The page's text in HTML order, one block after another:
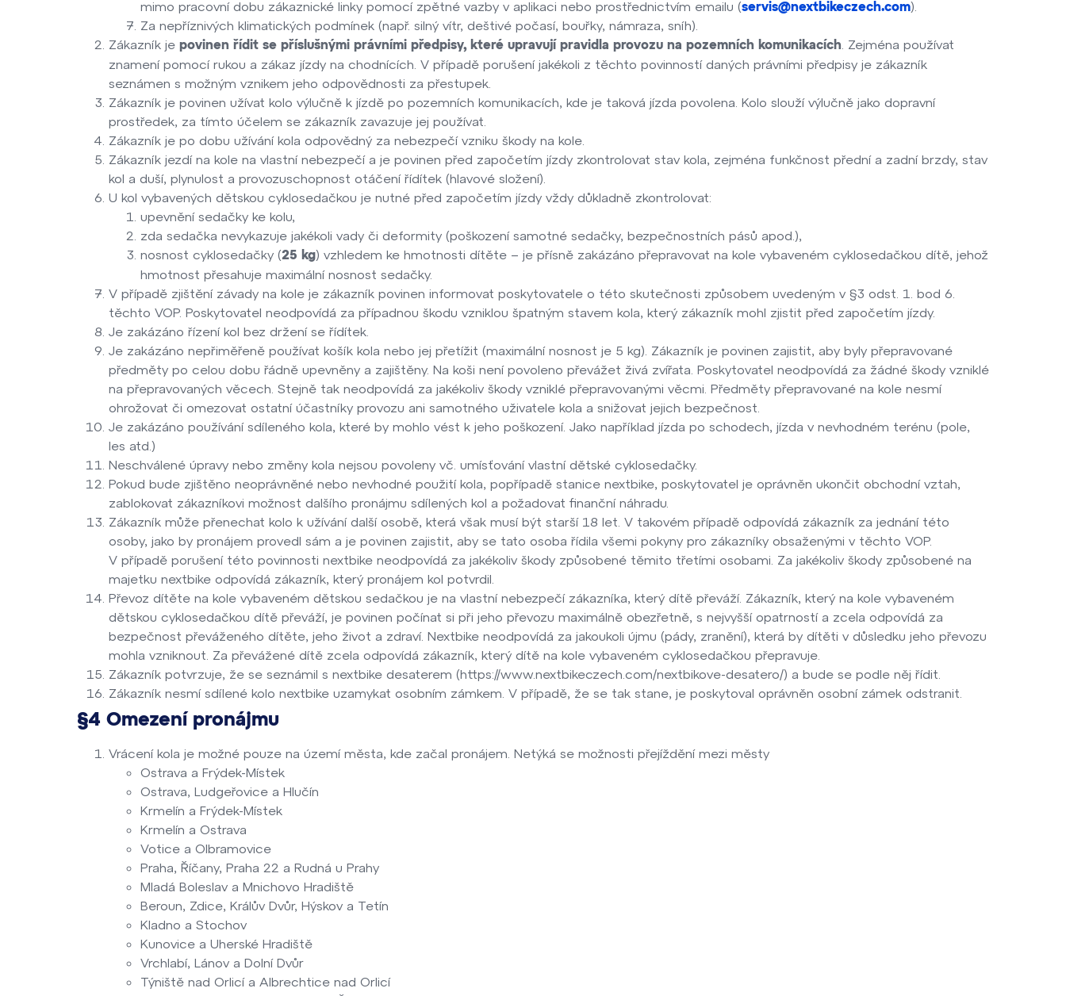
mimo pracovní dobu zákaznické linky pomocí zpětné vazby v aplikaci nebo prostřednictvím emailu (servis@nextbikeczech.com).
Za nepříznivých klimatických podmínek (např. silný vítr, deštivé počasí, bouřky, námraza, sníh).
Zákazník je povinen řídit se příslušnými právními předpisy, které upravují pravidla provozu na pozemních komunikacích
. Zejména používat
znamení pomocí rukou a zákaz jízdy na chodnících. V případě porušení jakékoli z těchto povinností daných právními předpisy je zákazník
seznámen s možným vznikem jeho odpovědnosti za přestupek.
Zákazník je povinen užívat kolo výlučně k jízdě po pozemních komunikacích, kde je taková jízda povolena. Kolo slouží výlučně jako dopravní
prostředek, za tímto účelem se zákazník zavazuje jej používat.
Zákazník je po dobu užívání kola odpovědný za nebezpečí vzniku škody na kole.
Zákazník jezdí na kole na vlastní nebezpečí a je povinen před započetím jízdy zkontrolovat stav kola, zejména funkčnost přední a zadní brzdy, stav
kol a duší, plynulost a provozuschopnost otáčení řídítek (hlavové složení).
U kol vybavených dětskou cyklosedačkou je nutné před započetím jízdy vždy důkladně zkontrolovat:
upevnění sedačky ke kolu,
zda sedačka nevykazuje jakékoli vady či deformity (poškození samotné sedačky, bezpečnostních pásů apod.),
nosnost cyklosedačky (25 kg) vzhledem ke hmotnosti dítěte – je přísně zakázáno přepravovat na kole vybaveném cyklosedačkou dítě, jehož
hmotnost přesahuje maximální nosnost sedačky.
V případě zjištění závady na kole je zákazník povinen informovat poskytovatele o této skutečnosti způsobem uvedeným v §3 odst. 1. bod 6.
těchto VOP. Poskytovatel neodpovídá za případnou škodu vzniklou špatným stavem kola, který zákazník mohl zjistit před započetím jízdy.
Je zakázáno řízení kol bez držení se řídítek.
Je zakázáno nepřiměřeně používat košík kola nebo jej přetížit (maximální nosnost je 5 kg). Zákazník je povinen zajistit, aby byly přepravované
předměty po celou dobu řádně upevněny a zajištěny. Na koši není povoleno převážet živá zvířata. Poskytovatel neodpovídá za žádné škody vzniklé
na přepravovaných věcech. Stejně tak neodpovídá za jakékoliv škody vzniklé přepravovanými věcmi. Předměty přepravované na kole nesmí
ohrožovat či omezovat ostatní účastníky provozu ani samotného uživatele kola a snižovat jejich bezpečnost.
Je zakázáno používání sdíleného kola, které by mohlo vést k jeho poškození. Jako například jízda po schodech, jízda v nevhodném terénu (pole,
les atd.)
Neschválené úpravy nebo změny kola nejsou povoleny vč. umísťování vlastní dětské cyklosedačky.
Pokud bude zjištěno neoprávněné nebo nevhodné použití kola, popřípadě stanice nextbike, poskytovatel je oprávněn ukončit obchodní vztah,
zablokovat zákazníkovi možnost dalšího pronájmu sdílených kol a požadovat finanční náhradu.
Zákazník může přenechat kolo k užívání další osobě, která však musí být starší 18 let. V takovém případě odpovídá zákazník za jednání této
osoby, jako by pronájem provedl sám a je povinen zajistit, aby se tato osoba řídila všemi pokyny pro zákazníky obsaženými v těchto VOP.
V případě porušení této povinnosti nextbike neodpovídá za jakékoliv škody způsobené těmito třetími osobami. Za jakékoliv škody způsobené na
majetku nextbike odpovídá zákazník, který pronájem kol potvrdil.
Převoz dítěte na kole vybaveném dětskou sedačkou je na vlastní nebezpečí zákazníka, který dítě převáží. Zákazník, který na kole vybaveném
dětskou cyklosedačkou dítě převáží, je povinen počínat si při jeho převozu maximálně obezřetně, s nejvyšší opatrností a zcela odpovídá za
bezpečnost převáženého dítěte, jeho život a zdraví. Nextbike neodpovídá za jakoukoli újmu (pády, zranění), která by dítěti v důsledku jeho převozu
mohla vzniknout. Za převážené dítě zcela odpovídá zákazník, který dítě na kole vybaveném cyklosedačkou přepravuje.
Zákazník potvrzuje, že se seznámil s nextbike desaterem (https://www.nextbikeczech.com/nextbikove-desatero/) a bude se podle něj řídit.
Zákazník nesmí sdílené kolo nextbike uzamykat osobním zámkem. V případě, že se tak stane, je poskytoval oprávněn osobní zámek odstranit.
§4 Omezení pronájmu
Vrácení kola je možné pouze na území města, kde začal pronájem. Netýká se možnosti přejíždění mezi městy
Ostrava a Frýdek-Místek
Ostrava, Ludgeřovice a Hlučín
Krmelín a Frýdek-Místek
Krmelín a Ostrava
Votice a Olbramovice
Praha, Říčany, Praha 22 a Rudná u Prahy
Mladá Boleslav a Mnichovo Hradiště
Beroun, Zdice, Králův Dvůr, Hýskov a Tetín
Kladno a Stochov
Kunovice a Uherské Hradiště
Vrchlabí, Lánov a Dolní Dvůr
Týniště nad Orlicí a Albrechtice nad Orlicí